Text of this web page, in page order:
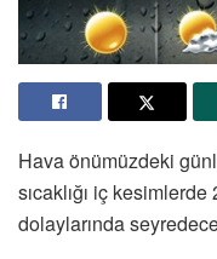
Hava önümüzdeki
sıcaklığı iç
dolaylarında